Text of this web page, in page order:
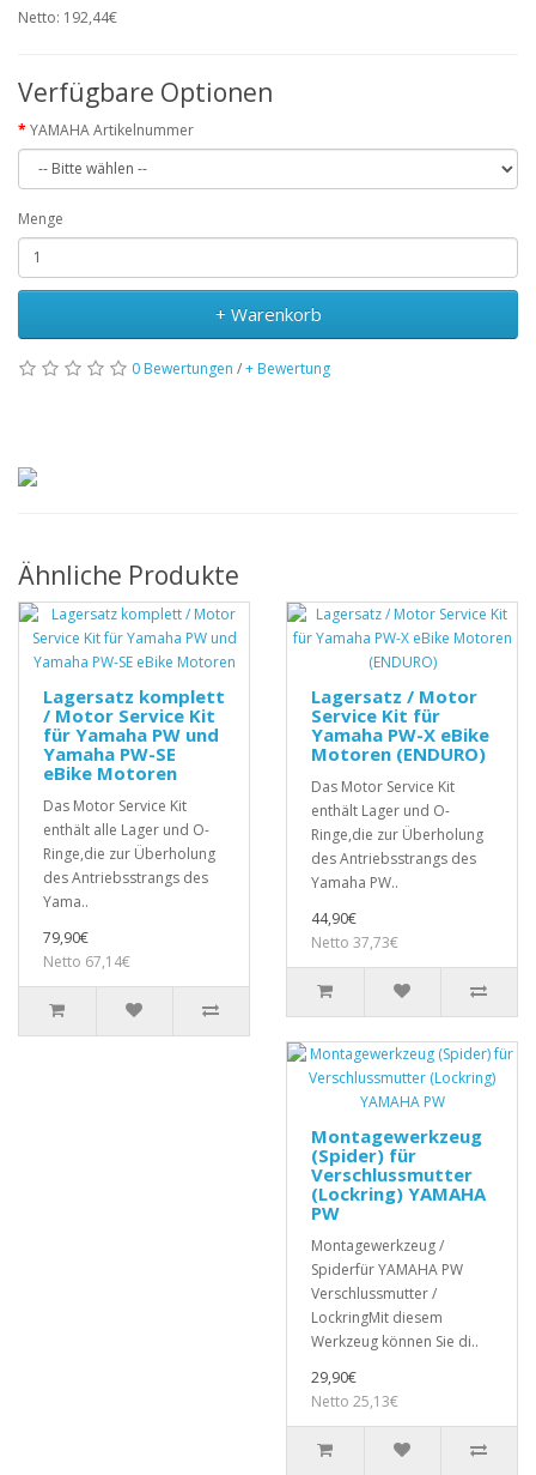
Netto: 192,44€
Verfügbare Optionen
YAMAHA Artikelnummer
Menge
+ Warenkorb
0 Bewertungen /+ Bewertung
Ähnliche Produkte
Lagersatz komplett
/ Motor Service Kit
für Yamaha PW und
Yamaha PW-SE
eBike Motoren
Das Motor Service Kit
enthält alle Lager und O-
Ringe,die zur Überholung
des Antriebsstrangs des
Yama..
79,90€
Netto 67,14€
Lagersatz / Motor
Service Kit für
Yamaha PW-X eBike
Motoren (ENDURO)
Das Motor Service Kit
enthält Lager und O-
Ringe,die zur Überholung
des Antriebsstrangs des
Yamaha PW..
44,90€
Netto 37,73€
Montagewerkzeug
(Spider) für
Verschlussmutter
(Lockring) YAMAHA
PW
Montagewerkzeug /
Spiderfür YAMAHA PW
Verschlussmutter /
LockringMit diesem
Werkzeug können Sie di..
29,90€
Netto 25,13€